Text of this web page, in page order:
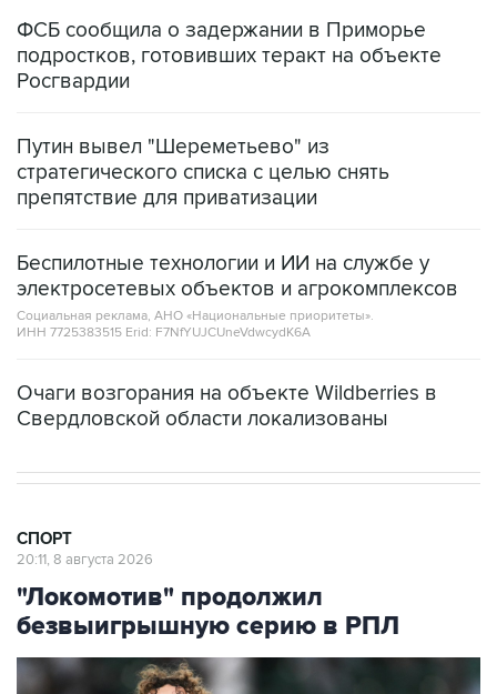
ФСБ сообщила о задержании в Приморье
подростков, готовивших теракт на объекте
Росгвардии
Путин вывел "Шереметьево" из
стратегического списка с целью снять
препятствие для приватизации
Беспилотные технологии и ИИ на службе у
электросетевых объектов и агрокомплексов
Социальная реклама, АНО «Национальные приоритеты».
ИНН 7725383515 Erid: F7NfYUJCUneVdwcydK6A
Очаги возгорания на объекте Wildberries в
Свердловской области локализованы
СПОРТ
20:11, 8 августа 2026
"Локомотив" продолжил
безвыигрышную серию в РПЛ